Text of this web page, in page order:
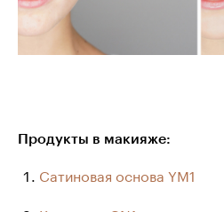
Продукты в макияже:
Сатиновая основа YM1